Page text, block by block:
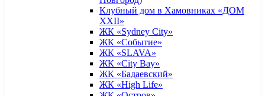
Клубный дом в Хамовниках «ДОМ
XXII»
ЖК «Sydney City»
ЖК «Событие»
ЖК «SLAVA»
ЖК «City Bay»
ЖК «Бадаевский»
ЖК «High Life»